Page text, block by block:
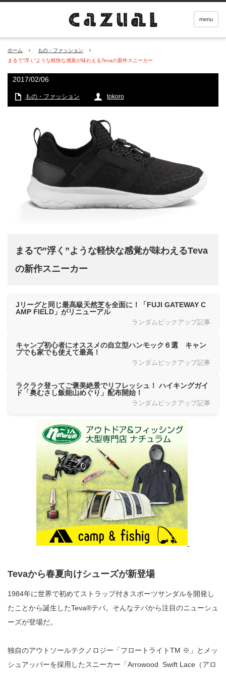
menu
ホーム
もの・ファッション
まるで”浮く”ような軽快な感覚が味わえるTevaの新作スニーカー
2017/02/06
もの・ファッション tokoro
まるで”浮く”ような軽快な感覚が味わえるTeva
の新作スニーカー
Jリーグと同じ最高級天然芝を全面に！「FUJI GATEWAY C
AMP FIELD」がリニューアル
ランダムピックアップ記事
キャンプ初心者にオススメの自立型ハンモック６選 キャン
プでも家でも使えて最高！
ランダムピックアップ記事
ラクラク登ってご褒美絶景でリフレッシュ！ ハイキングガイ
ド「奥むさし飯能山めぐり」配布開始！
ランダムピックアップ記事
Tevaから春夏向けシューズが新登場
1984年に世界で初めてストラップ付きスポーツサンダルを開発し
たことから誕生したTeva®テバ。そんなテバから注目のニューシュ
ーズが登場だ。
独自のアウトソールテクノロジー「フロートライトTM ※」とメッ
シュアッパーを採用したスニーカー「Arrowood Swift Lace（アロ